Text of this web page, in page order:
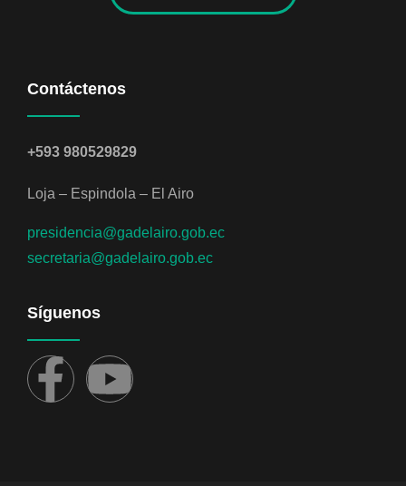
Contáctenos
+593 980529829
Loja – Espindola – El Airo
presidencia@gadelairo.gob.ec
secretaria@gadelairo.gob.ec
Síguenos